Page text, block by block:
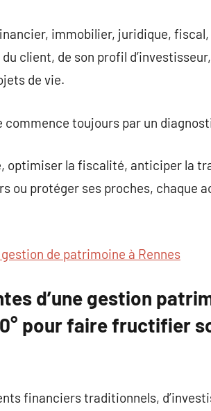
immobilier, juridique, fiscal,
client, de son profil
de vie.
toujours par un
optimiser la fiscalité, anticiper la
ou protéger ses proches, chaque
de patrimoine à Rennes
d’une gestion
pour faire fructifier
financiers traditionnels,